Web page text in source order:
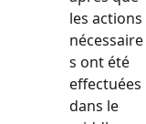
les actions
nécessaire
s ont été
effectuées
dans le